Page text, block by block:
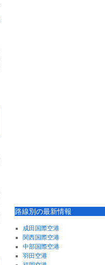
路線別の最新情報
成田国際空港
関西国際空港
中部国際空港
羽田空港